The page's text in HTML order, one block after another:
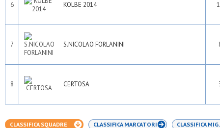
6 KOLBE 2014
7 S.NICOLAO FORLANINI
8 CERTOSA
CLASSIFICA SQUADRE CLASSIFICA MARCATORI CLASSIFICA